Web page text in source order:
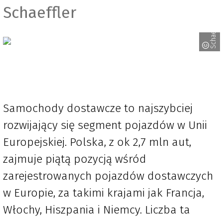
Schaeffler
Schaeffler
Samochody dostawcze to najszybciej
rozwijający się segment pojazdów w Unii
Europejskiej. Polska, z ok 2,7 mln aut,
zajmuje piątą pozycją wśród
zarejestrowanych pojazdów dostawczych
w Europie, za takimi krajami jak Francja,
Włochy, Hiszpania i Niemcy. Liczba ta